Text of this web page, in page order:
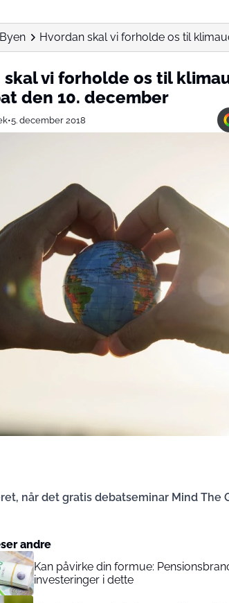
Hvordan skal vi forholde os til
skal vi forholde os til
den 10. december
•5. december 2018
når det gratis debatseminar Mind The
andre
Kan påvirke din formue:
investeringer i dette